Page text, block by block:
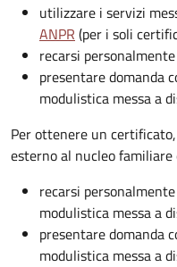
utilizzare i servizi
ANPR (per i soli
recarsi
presentare domanda
modulistica messa a
Per ottenere un
esterno al nucleo familiare
recarsi
modulistica messa a
presentare domanda
modulistica messa a